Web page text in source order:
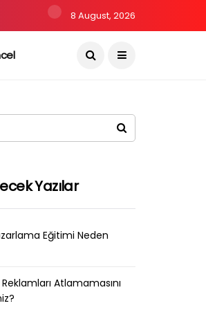
8 August, 2026
Yazılar
Eğitimi Neden
Reklamları Atlamamasını